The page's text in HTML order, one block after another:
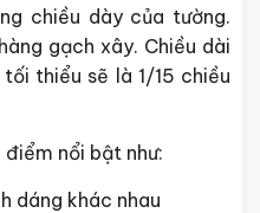
chiều dày của tường.
gạch xây. Chiều dài
thiểu sẽ là 1/15 chiều
nổi bật như:
dáng khác nhau